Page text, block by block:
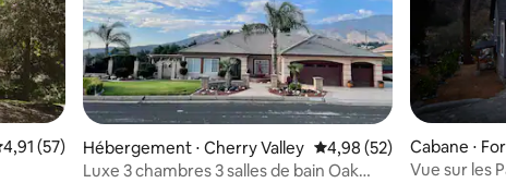
moyenne sur la base de 57 commentaires : 4,91 sur 5
4,91 (57)
Hébergement ⋅ Cherry Valley Évaluation moyenne sur
4,98 (52)
Luxe 3 chambres 3 salles de bain Oak
Cabane ⋅
Vue sur les